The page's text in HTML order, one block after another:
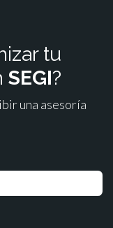
tu
SEGI?
una asesoría